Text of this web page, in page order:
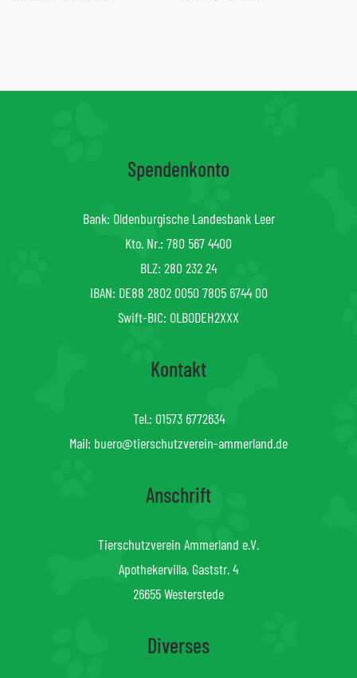
Spendenkonto
Bank: Oldenburgische Landesbank Leer
Kto. Nr.: 780 567 4400
BLZ: 280 232 24
IBAN: DE88 2802 0050 7805 6744 00
Swift-BIC: OLBODEH2XXX
Kontakt
Tel.: 01573 6772634
Mail: buero@tierschutzverein-ammerland.de
Anschrift
Tierschutzverein Ammerland e.V.
Apothekervilla, Gaststr. 4
26655 Westerstede
Diverses